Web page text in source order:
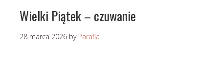
Wielki Piątek – czuwanie
28 marca 2026 by Parafia